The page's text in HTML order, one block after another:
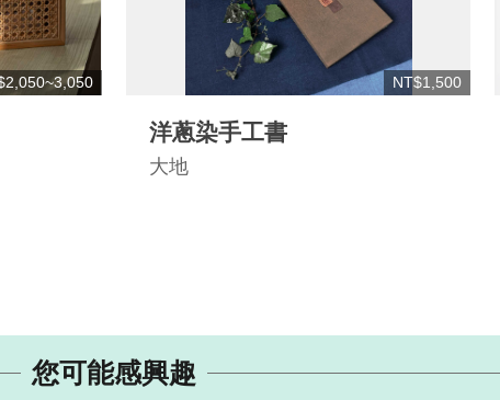
NT$1,500
洋蔥染手工書
大地
您可能感興趣